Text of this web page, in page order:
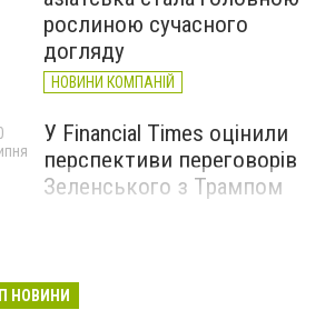
рослиною сучасного
догляду
НОВИНИ КОМПАНІЙ
У Financial Times оцінили
перспективи переговорів
Зеленського з Трампом
НОВИНИ